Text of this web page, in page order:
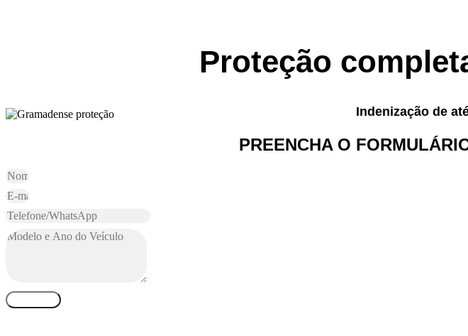
Proteção
Indenização de
PREENCHA O